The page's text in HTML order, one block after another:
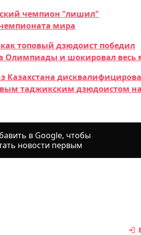
чемпион "лишил"
мира
топовый дзюдоист победил
Олимпиады и шокировал весь
Казахстана
таджикским дзюдоистом на
в Google, чтобы
новости первым